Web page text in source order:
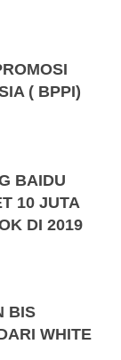
( BPPI)
BAIDU
10 JUTA
DI 2019
BIS
WHITE